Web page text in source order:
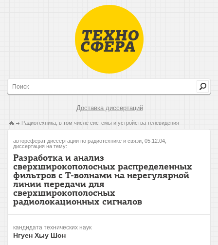
Доставка диссертаций
Радиотехника, в том числе системы и устройства телевидения
автореферат диссертации по радиотехнике и связи, 05.12.04,
диссертация на тему:
Разработка и анализ
сверхширокополосных распределенных
фильтров с Т-волнами на нерегулярной
линии передачи для
сверхширокополосных
радиолокационных сигналов
кандидата технических наук
Нгуен Хыу Шон